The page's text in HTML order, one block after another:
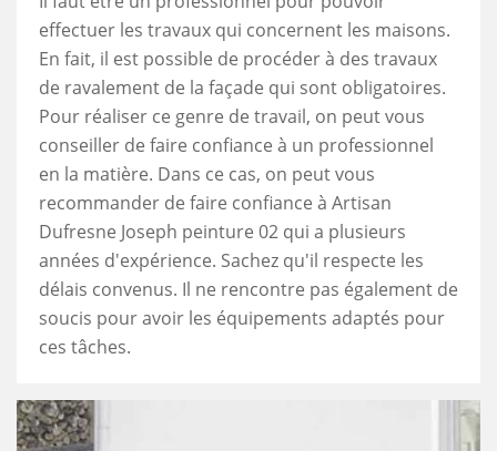
effectuer les travaux qui concernent les maisons.
En fait, il est possible de procéder à des travaux
de ravalement de la façade qui sont obligatoires.
Pour réaliser ce genre de travail, on peut vous
conseiller de faire confiance à un professionnel
en la matière. Dans ce cas, on peut vous
recommander de faire confiance à Artisan
Dufresne Joseph peinture 02 qui a plusieurs
années d'expérience. Sachez qu'il respecte les
délais convenus. Il ne rencontre pas également de
soucis pour avoir les équipements adaptés pour
ces tâches.